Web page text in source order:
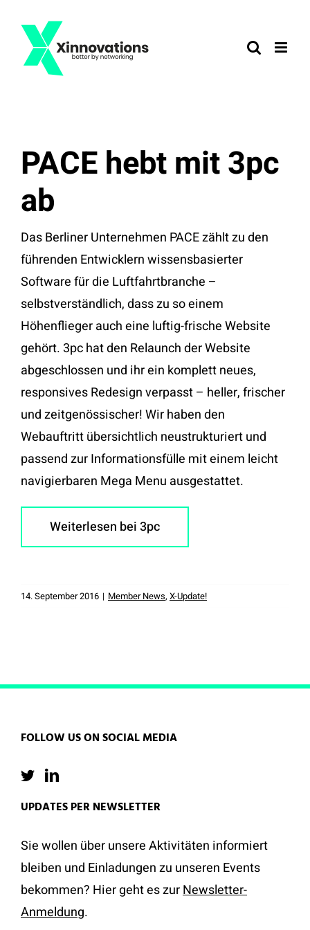
Inhalt
springen
PACE hebt mit 3pc
ab
Das Berliner Unternehmen PACE zählt zu den
führenden Entwicklern wissensbasierter
Software für die Luftfahrtbranche –
selbstverständlich, dass zu so einem
Höhenflieger auch eine luftig-frische Website
gehört. 3pc hat den Relaunch der Website
abgeschlossen und ihr ein komplett neues,
responsives Redesign verpasst – heller, frischer
und zeitgenössischer! Wir haben den
Webauftritt übersichtlich neustrukturiert und
passend zur Informationsfülle mit einem leicht
navigierbaren Mega Menu ausgestattet.
Weiterlesen bei 3pc
14. September 2016 | Member News, X-Update!
FOLLOW US ON SOCIAL MEDIA
UPDATES PER NEWSLETTER
Sie wollen über unsere Aktivitäten informiert
bleiben und Einladungen zu unseren Events
bekommen? Hier geht es zurNewsletter-
Anmeldung.